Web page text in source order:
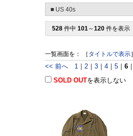
■ US 40s
528 件中 101～120 件を表示
一覧画面を： ［ タイトルで表示
<< 前へ 1 ｜ 2 ｜ 3 ｜ 4 ｜ 5 ｜ 6 ｜
SOLD OUTを表示しない